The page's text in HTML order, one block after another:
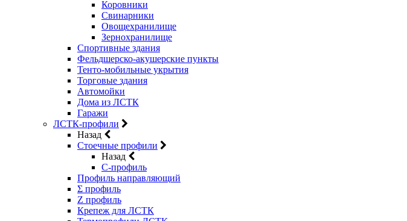
Коровники
Свинарники
Овощехранилище
Зернохранилище
Спортивные здания
Фельдшерско-акушерские пункты
Тенто-мобильные укрытия
Торговые здания
Автомойки
Дома из ЛСТК
Гаражи
ЛСТК-профили
Назад
Стоечные профили
Назад
C-профиль
Профиль направляющий
Σ профиль
Z профиль
Крепеж для ЛСТК